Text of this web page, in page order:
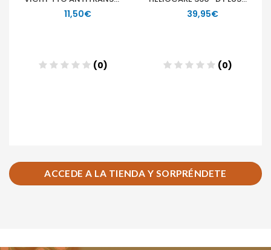
ACCEDE A LA TIENDA Y SORPRÉNDETE